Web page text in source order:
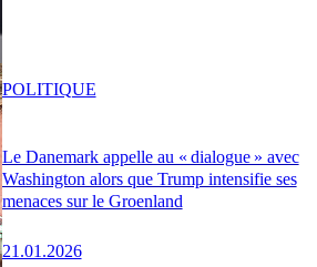
Le Danemark appelle au « dialogue » avec
Washington alors que Trump intensifie ses
menaces sur le Groenland
21.01.2026
POLITIQUE